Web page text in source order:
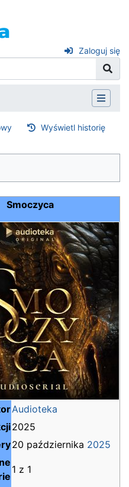
Zaloguj się
Wyświetl historię
Smoczyca
Audioteka
2025
20 października 2025
1 z 1